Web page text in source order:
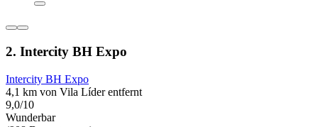
2. Intercity BH Expo
Intercity BH Expo
4,1 km von Vila Líder entfernt
9,0/10
Wunderbar